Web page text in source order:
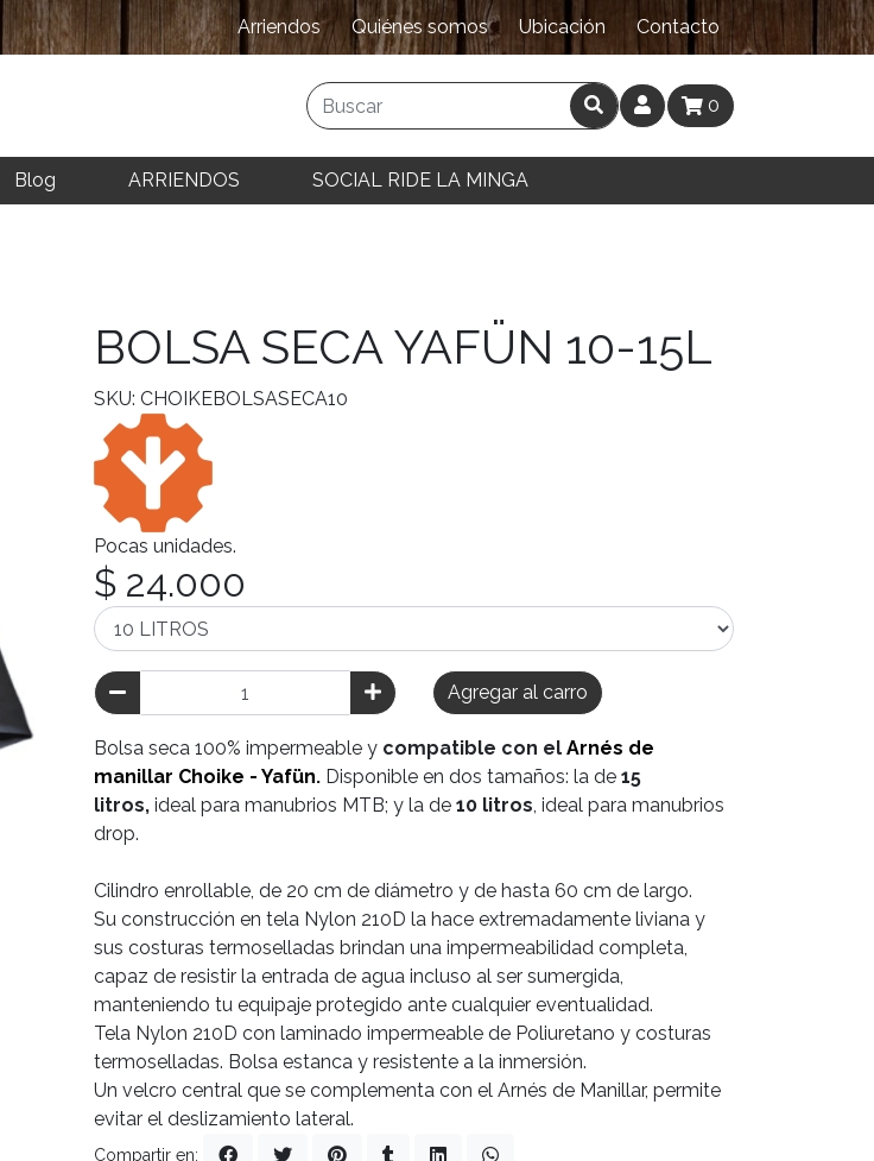
Arriendos Quiénes somos Ubicación Contacto
0
Blog ARRIENDOS SOCIAL RIDE LA MINGA
BOLSA SECA YAFÜN 10-15L
SKU: CHOIKEBOLSASECA10
Pocas unidades.
$ 24.000
Agregar al carro
Bolsa seca 100% impermeable y compatible con el Arnés de
manillar Choike - Yafün. Disponible en dos tamaños: la de 15
litros, ideal para manubrios MTB; y la de 10 litros, ideal para manubrios
drop.
Cilindro enrollable, de 20 cm de diámetro y de hasta 60 cm de largo.
Su construcción en tela Nylon 210D la hace extremadamente liviana y
sus costuras termoselladas brindan una impermeabilidad completa,
capaz de resistir la entrada de agua incluso al ser sumergida,
manteniendo tu equipaje protegido ante cualquier eventualidad.
Tela Nylon 210D con laminado impermeable de Poliuretano y costuras
termoselladas. Bolsa estanca y resistente a la inmersión.
Un velcro central que se complementa con el Arnés de Manillar, permite
evitar el deslizamiento lateral.
Compartir en: